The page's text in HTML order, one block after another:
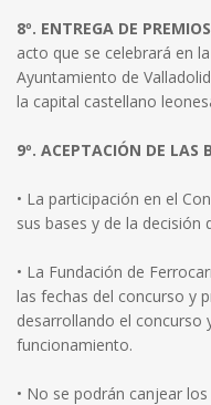
8º. ENTREGA DE
acto que se celebrará en
Ayuntamiento de
la capital castellano
9º. ACEPTACIÓN DE LAS
• La participación en el
sus bases y de la decisión
• La Fundación de
las fechas del concurso y
desarrollando el concurso
funcionamiento.
• No se podrán canjear